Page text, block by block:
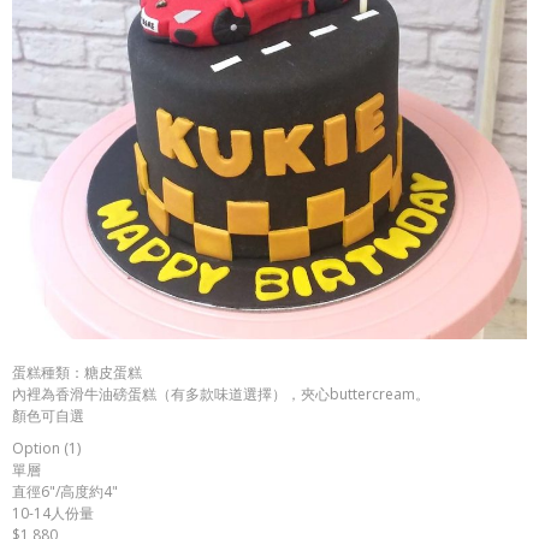
蛋糕種類：糖皮蛋糕
內裡為香滑牛油磅蛋糕（有多款味道選擇），夾心buttercream。
顏色可自選
Option (1)
單層
直徑6"/高度約4"
10-14人份量
$1,880